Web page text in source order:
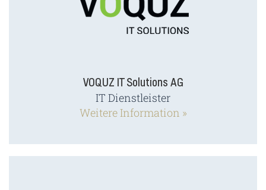
VOQUZ IT Solutions AG
IT Dienstleister
Weitere Information »